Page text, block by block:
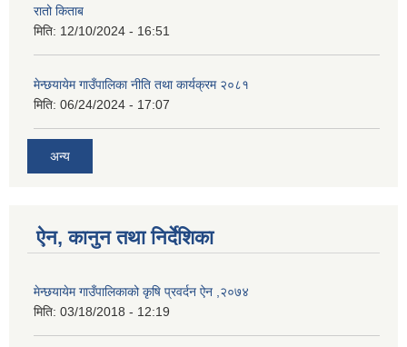
रातो किताब
मिति: 12/10/2024 - 16:51
मेन्छयायेम गाउँपालिका नीति तथा कार्यक्रम २०८१
मिति: 06/24/2024 - 17:07
अन्य
ऐन, कानुन तथा निर्देशिका
मेन्छयायेम गाउँपालिकाको कृषि प्रवर्दन ऐन ,२०७४
मिति: 03/18/2018 - 12:19